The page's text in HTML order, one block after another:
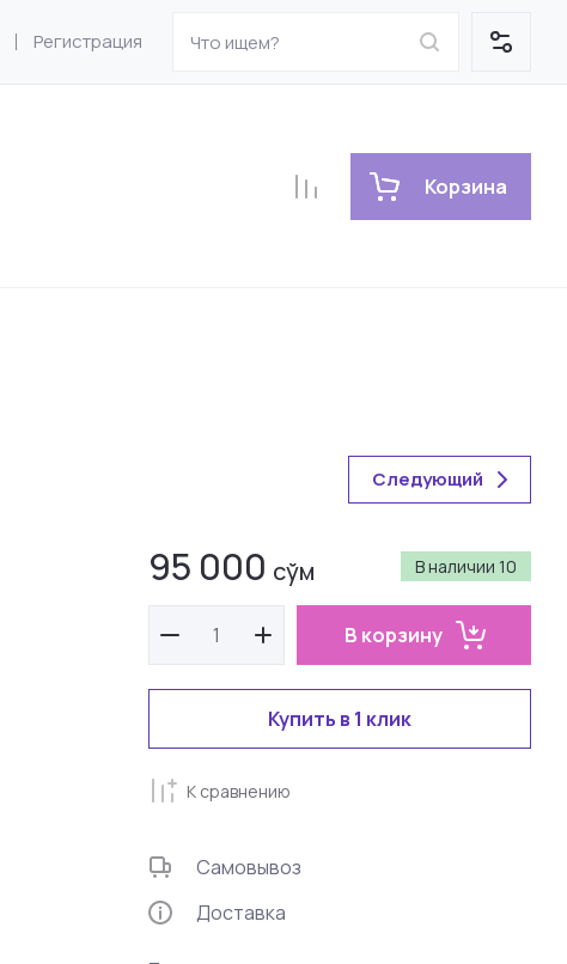
Регистрация
Корзина
Следующий
В наличии 10
95 000 сўм
В корзину
Купить в 1 клик
К сравнению
Самовывоз
Доставка